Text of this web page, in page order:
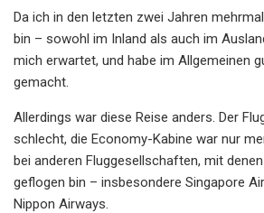
Da ich in den letzten zwei Jahren
bin – sowohl im Inland als auch im
mich erwartet, und habe im Allgemeinen
gemacht.
Allerdings war diese Reise anders. Der
schlecht, die Economy-Kabine war nur
bei anderen Fluggesellschaften, mit
geflogen bin – insbesondere Singapore
Nippon Airways.